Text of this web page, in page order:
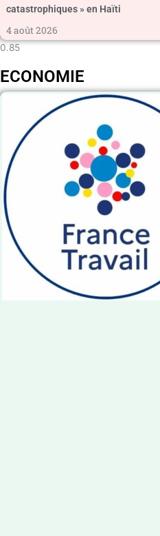
catastrophiques » en Haïti
4 août 2026
ECONOMIE